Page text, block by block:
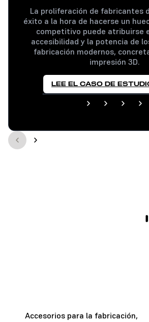
La proliferación de fabricantes
éxito a la hora de hacerse un
competitivo puede atribuirse
accesibilidad y la potencia de
fabricación modernos,
impresión 3D.
LEE EL CASO DE
Accesorios para la fabricación,